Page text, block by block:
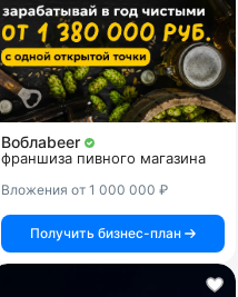
Воблаbeer
франшиза пивного магазина
Вложения от 1 000 000 ₽
Получить бизнес-план